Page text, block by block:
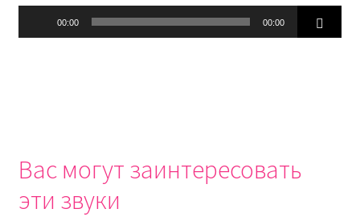
00:00 00:00
Вас могут заинтересовать
эти звуки